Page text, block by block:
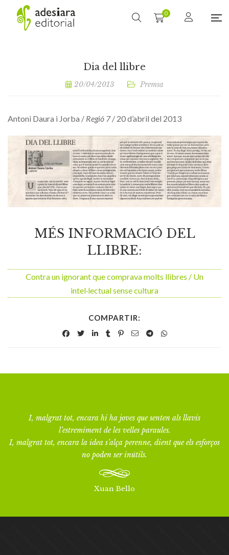
0
Dia del llibre
20/04/2013 Premsa
Antoni Daura i Jorba / Regió 7/ 20 d’abril del 2013
MÉS INFORMACIÓ DEL
LLIBRE:
Contra un ignorant que comprava molts llibres / Un
intel·lectual sense cultura
COMPARTIR:
I, malgrat tot, encara hi ha joves que senten als llavis
l’estremiment de les velles paraules.
I, malgrat tot, encara la idea s’alça perenne, dient que els esforços
no poden ser inútils.
Xuan Bello